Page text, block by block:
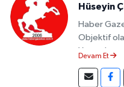
Hüseyin
Haber
Objektif
Devam Et